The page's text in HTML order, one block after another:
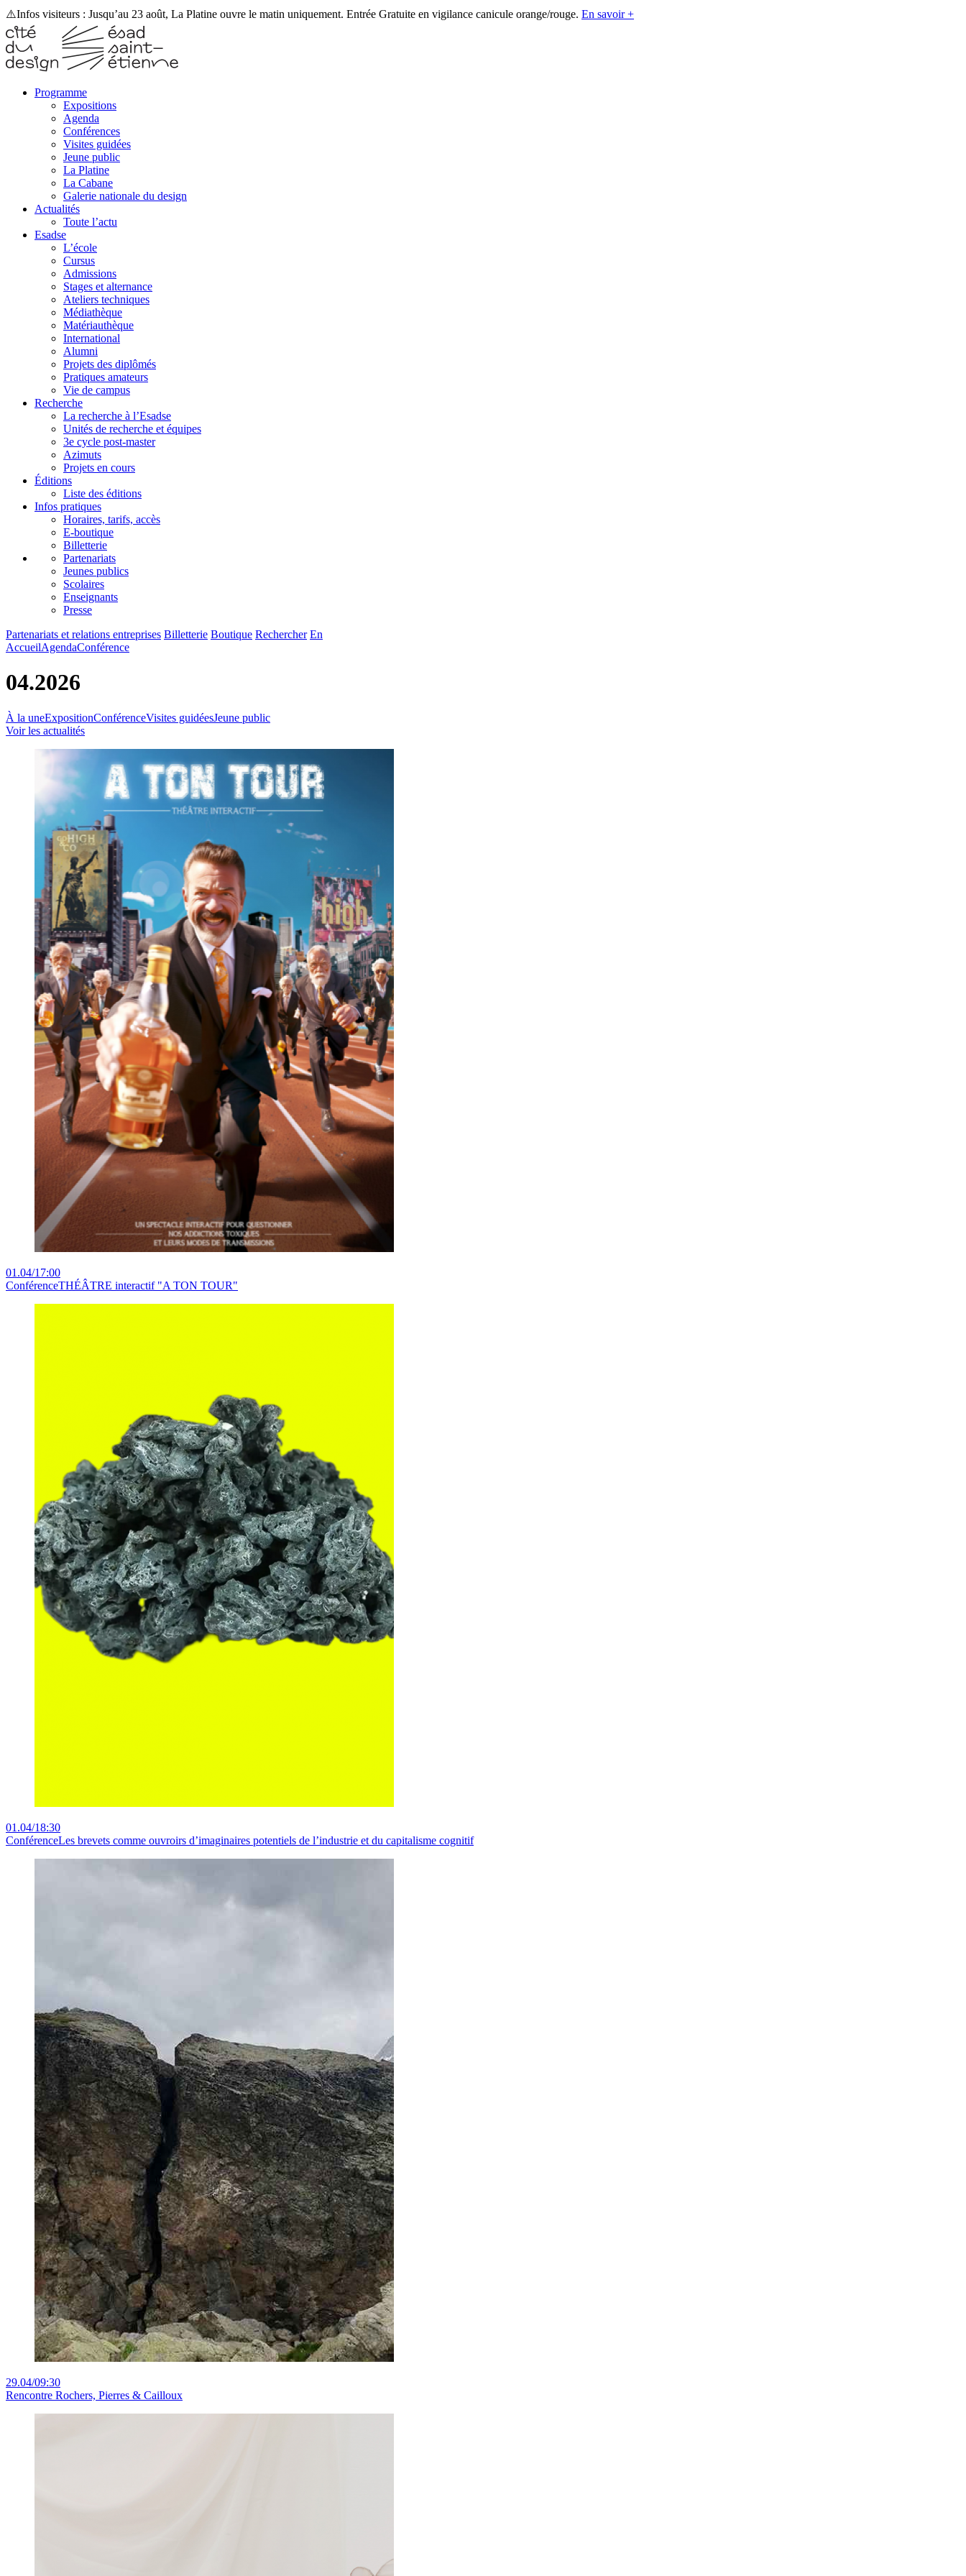
⚠️Infos visiteurs : Jusqu’au 23 août, La Platine ouvre le matin uniquement. Entrée Gratuite en vigilance canicule orange/rouge. En savoir +
Programme
Expositions
Agenda
Conférences
Visites guidées
Jeune public
La Platine
La Cabane
Galerie nationale du design
Actualités
Toute l’actu
Esadse
L’école
Cursus
Admissions
Stages et alternance
Ateliers techniques
Médiathèque
Matériauthèque
International
Alumni
Projets des diplômés
Pratiques amateurs
Vie de campus
Recherche
La recherche à l’Esadse
Unités de recherche et équipes
3e cycle post-master
Azimuts
Projets en cours
Éditions
Liste des éditions
Infos pratiques
Horaires, tarifs, accès
E-boutique
Billetterie
Partenariats
Jeunes publics
Scolaires
Enseignants
Presse
Partenariats et relations entreprises Billetterie Boutique Rechercher En
AccueilAgendaConférence
04.2026
À la uneExpositionConférenceVisites guidéesJeune public
Voir les actualités
01.04/17:00
ConférenceTHÉÂTRE interactif "A TON TOUR"
01.04/18:30
ConférenceLes brevets comme ouvroirs d’imaginaires potentiels de l’industrie et du capitalisme cognitif
29.04/09:30
Rencontre Rochers, Pierres & Cailloux